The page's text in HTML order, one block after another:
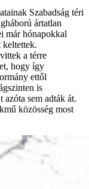
Szabadság téri
ártatlan
már hónapokkal
keltettek.
a térre
hogy így
ettől
is
sem adták át.
közösség most